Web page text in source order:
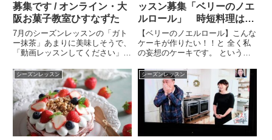
募集です / オンライン・大
阪お菓子教室ひすなずた
7月のシーズンレッスンの「ガト
ー抹茶」あまりに美味しそうで、
「動画レッスンしてください」と
お伝えしたい！と思い、特別動画
レッスンを行います。動画とレシ
ピをお渡しします。とても丁寧に
作っていますので、わかりやす
い...
ッスン募集「ベリーのノエ
ルロール」 時短料理は
「ラグーソースから作るポ
テトのパスティッチョ」/
大阪・東京お菓子教室ひす
なずた
【ベリーのノエルロール】こんな
ケーキが作りたい！！と 全く私
の妄想のケーキです。 という
み合わせと言っていいと思いま
す。 お菓子は、部品をどう組み
合わせるか。 お料理もそうです
ね。生のいちごを使わないケーキ
を作...
シーズンレッスン シーズンレッスン